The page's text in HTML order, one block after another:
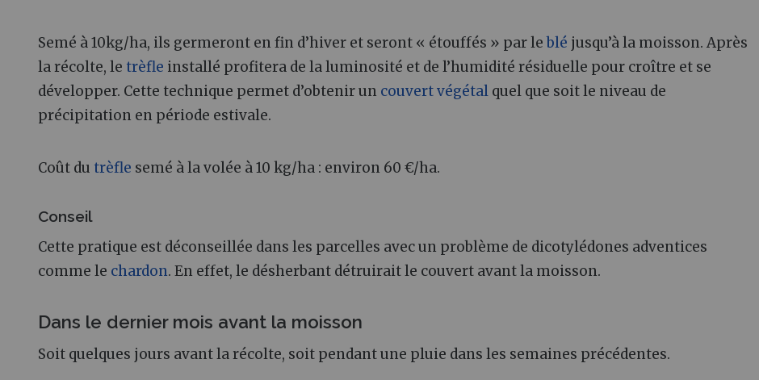
Semé à 10kg/ha, ils germeront en fin d’hiver et seront « étouffés » par leblé jusqu’à la moisson. Après
la récolte, le trèfle installé profitera de la luminosité et de l’humidité résiduelle pour croître et se
développer. Cette technique permet d’obtenir un couvert végétal quel que soit le niveau de
précipitation en période estivale.
Coût du trèfle semé à la volée à 10 kg/ha : environ 60 €/ha.
Conseil
Cette pratique est déconseillée dans les parcelles avec un problème de dicotylédones adventices
comme le chardon. En effet, le désherbant détruirait le couvert avant la moisson.
Dans le dernier mois avant la moisson
Soit quelques jours avant la récolte, soit pendant une pluie dans les semaines précédentes.